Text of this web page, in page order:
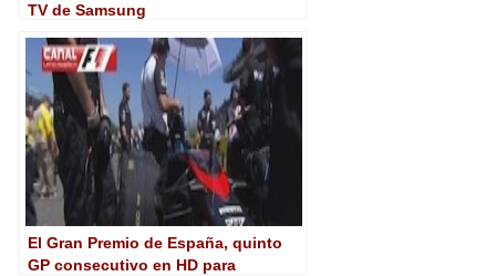
TV de Samsung
El Gran Premio de España, quinto
GP consecutivo en HD para